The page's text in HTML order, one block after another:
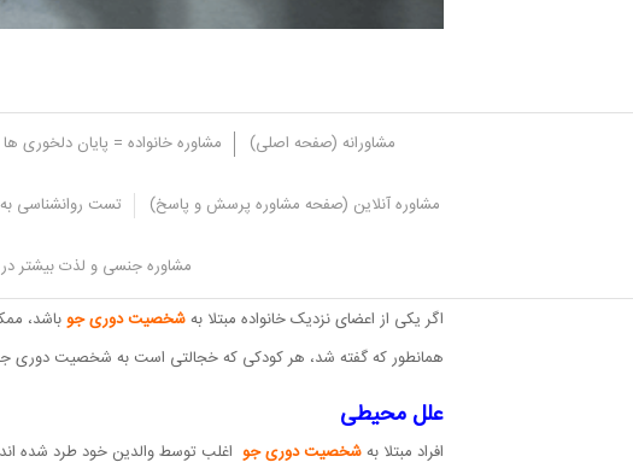
مشاورانه (صفحه اصلی) مشاوره خانواده = پایان دلخوری
مشاوره آنلاین (صفحه مشاوره پرسش و پاسخ) تست روانشناسی
مشاوره جنسی و لذت بیشتر در
اگر یکی از اعضای نزدیک خانواده مبتلا بهشخصیت دوری جوباشد،
همانطور که گفته شد، هر کودکی که خجالتی است به شخصیت دوری جو
علل محیطی
افراد مبتلا بهشخصیت دوری جو اغلب توسط والدین خود طرد شده